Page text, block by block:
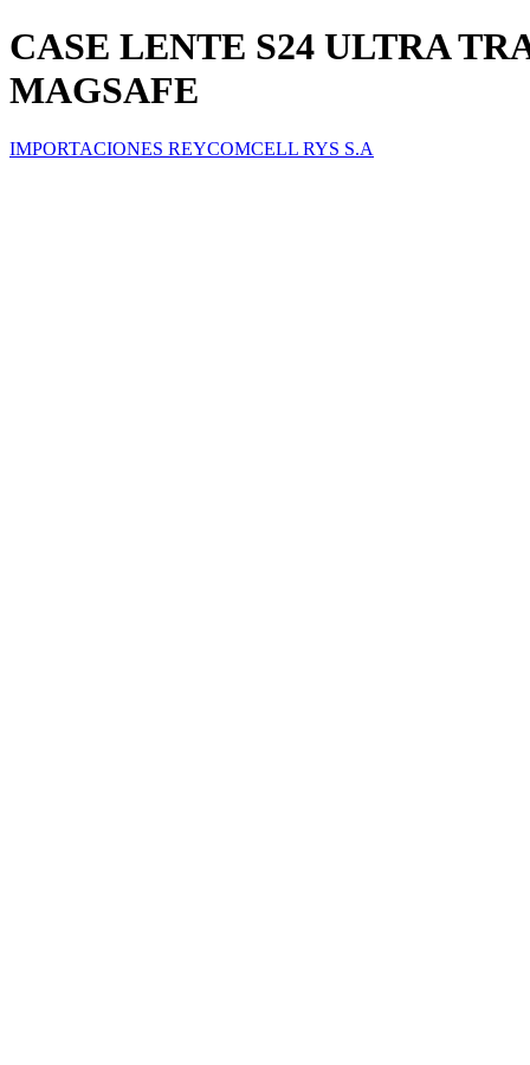
CASE LENTE S24 ULTRA
MAGSAFE
IMPORTACIONES REYCOMCELL RYS S.A